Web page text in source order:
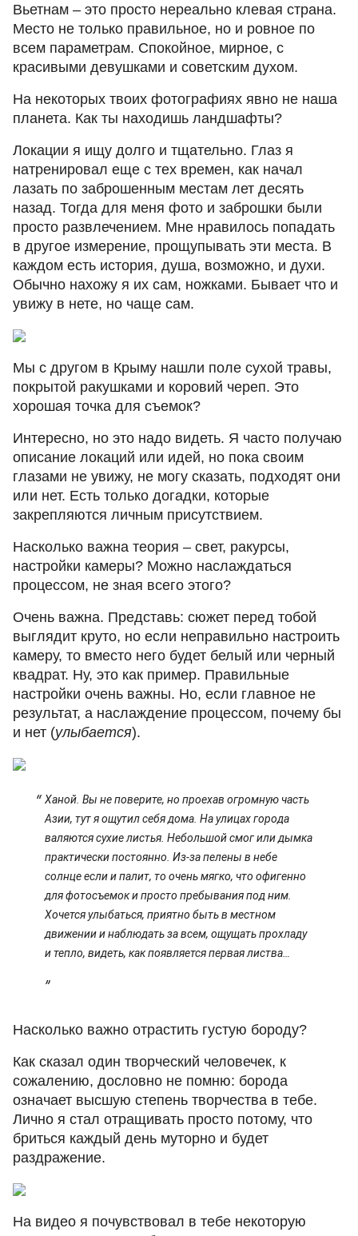
Вьетнам – это просто нереально клевая страна.
Место не только правильное, но и ровное по
всем параметрам. Спокойное, мирное, с
красивыми девушками и советским духом.
На некоторых твоих фотографиях явно не наша
планета. Как ты находишь ландшафты?
Локации я ищу долго и тщательно. Глаз я
натренировал еще с тех времен, как начал
лазать по заброшенным местам лет десять
назад. Тогда для меня фото и заброшки были
просто развлечением. Мне нравилось попадать
в другое измерение, прощупывать эти места. В
каждом есть история, душа, возможно, и духи.
Обычно нахожу я их сам, ножками. Бывает что и
увижу в нете, но чаще сам.
Мы с другом в Крыму нашли поле сухой травы,
покрытой ракушками и коровий череп. Это
хорошая точка для съемок?
Интересно, но это надо видеть. Я часто получаю
описание локаций или идей, но пока своим
глазами не увижу, не могу сказать, подходят они
или нет. Есть только догадки, которые
закрепляются личным присутствием.
Насколько важна теория – свет, ракурсы,
настройки камеры? Можно наслаждаться
процессом, не зная всего этого?
Очень важна. Представь: сюжет перед тобой
выглядит круто, но если неправильно настроить
камеру, то вместо него будет белый или черный
квадрат. Ну, это как пример. Правильные
настройки очень важны. Но, если главное не
результат, а наслаждение процессом, почему бы
и нет (улыбается).
Ханой. Вы не поверите, но проехав огромную часть
Азии, тут я ощутил себя дома. На улицах города
валяются сухие листья. Небольшой смог или дымка
практически постоянно. Из-за пелены в небе
солнце если и палит, то очень мягко, что офигенно
для фотосъемок и просто пребывания под ним.
Хочется улыбаться, приятно быть в местном
движении и наблюдать за всем, ощущать прохладу
и тепло, видеть, как появляется первая листва…
Насколько важно отрастить густую бороду?
Как сказал один творческий человечек, к
сожалению, дословно не помню: борода
означает высшую степень творчества в тебе.
Лично я стал отращивать просто потому, что
бриться каждый день муторно и будет
раздражение.
На видео я почувствовал в тебе некоторую